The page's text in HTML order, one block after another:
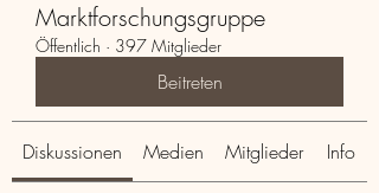
Marktforschungsgruppe
Öffentlich · 397 Mitglieder
Beitreten
Diskussionen Medien Mitglieder Info